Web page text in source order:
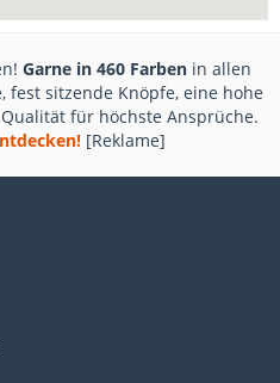
Garne in 460 Farben in allen
fest sitzende Knöpfe, eine hohe
für höchste Ansprüche.
[Reklame]